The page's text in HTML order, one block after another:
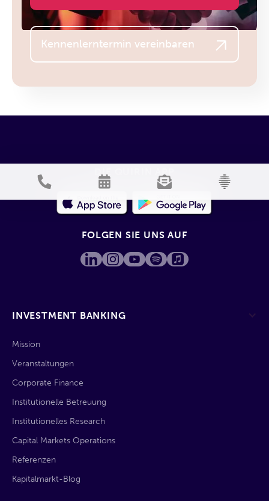
Kennenlerntermin vereinbaren
INVESTMENT BANKING
Mission
Veranstaltungen
Corporate Finance
Institutionelle Betreuung
Institutionelles Research
Capital Markets Operations
Referenzen
Kapitalmarkt-Blog
FOLGEN SIE UNS AUF